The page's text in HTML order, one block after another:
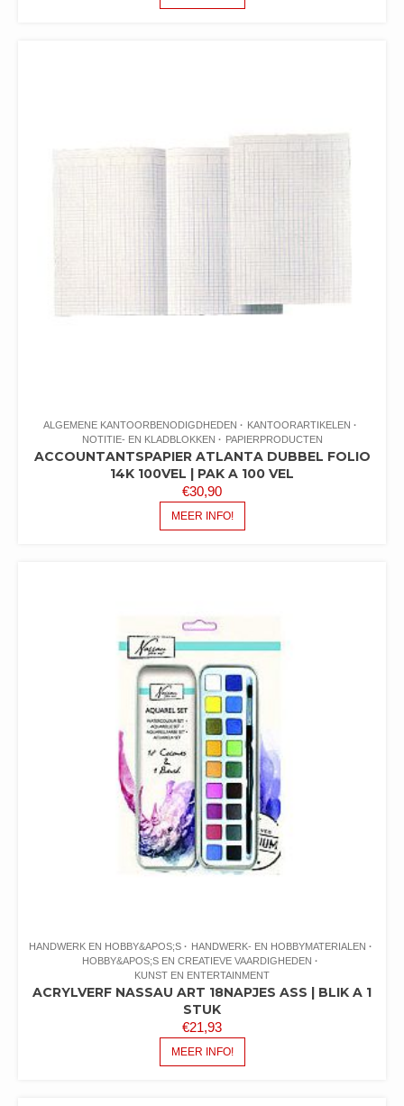
ALGEMENE KANTOORBENODIGDHEDEN
KANTOORARTIKELEN
NOTITIE- EN KLADBLOKKEN
PAPIERPRODUCTEN
ACCOUNTANTSPAPIER ATLANTA DUBBEL FOLIO
14K 100VEL | PAK A 100 VEL
€30,90
MEER INFO!
HANDWERK EN HOBBY&APOS;S
HANDWERK- EN HOBBYMATERIALEN
HOBBY&APOS;S EN CREATIEVE VAARDIGHEDEN
KUNST EN ENTERTAINMENT
ACRYLVERF NASSAU ART 18NAPJES ASS | BLIK A 1
STUK
€21,93
MEER INFO!